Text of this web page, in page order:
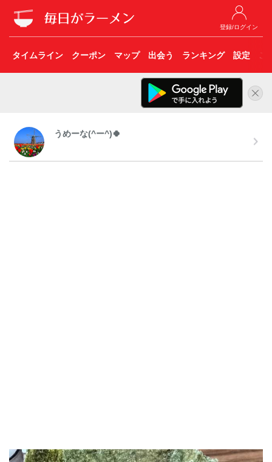
登録/ログイン
タイムライン クーポン マップ 出会う ランキング 設定 こ
うめーな(^ー^)🍀